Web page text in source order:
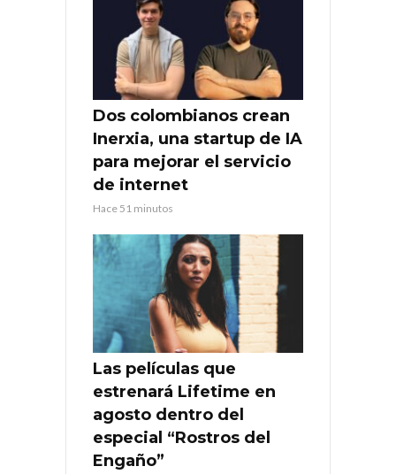
Dos colombianos crean
Inerxia, una startup de IA
para mejorar el servicio
de internet
Hace 51 minutos
Las películas que
estrenará Lifetime en
agosto dentro del
especial “Rostros del
Engaño”